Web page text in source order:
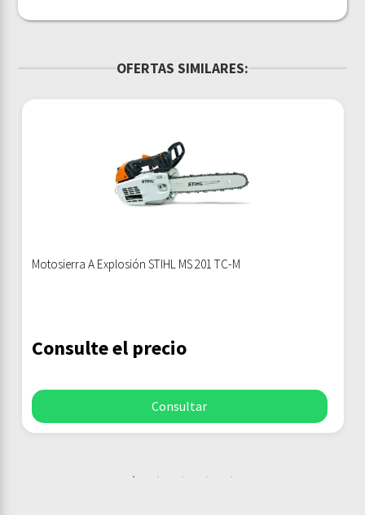
OFERTAS SIMILARES:
Motosierra A Explosión STIHL MS 201 TC-M
Consulte el precio
Consultar